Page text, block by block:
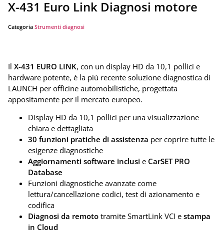
X-431 Euro Link Diagnosi motore
Categoria Strumenti diagnosi
Il X-431 EURO LINK, con un display HD da 10,1 pollici e
hardware potente, è la più recente soluzione diagnostica di
LAUNCH per officine automobilistiche, progettata
appositamente per il mercato europeo.
Display HD da 10,1 pollici per una visualizzazione
chiara e dettagliata
30 funzioni pratiche di assistenza per coprire tutte le
esigenze diagnostiche
Aggiornamenti software inclusi e CarSET PRO
Database
Funzioni diagnostiche avanzate come
lettura/cancellazione codici, test di azionamento e
codifica
Diagnosi da remoto tramite SmartLink VCI e stampa
in Cloud